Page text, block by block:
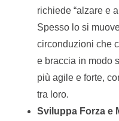
richiede “alzare e
Spesso lo si
circonduzioni che
e braccia in modo
più agile e forte,
tra loro.
Sviluppa Forza e